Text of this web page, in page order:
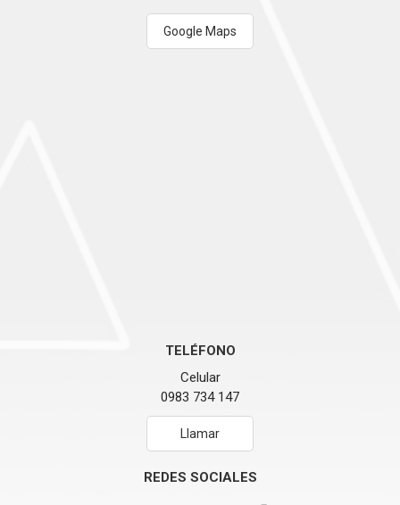
Google Maps
TELÉFONO
Celular
0983 734 147
Llamar
REDES SOCIALES